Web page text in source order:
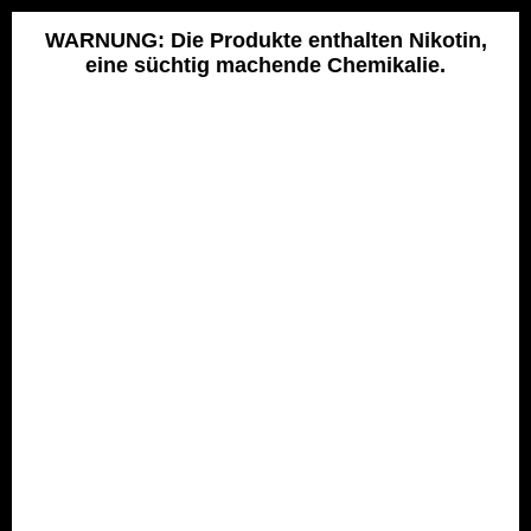
Skip
WARNUNG: Die Produkte enthalten Nikotin,
eine süchtig machende Chemikalie.